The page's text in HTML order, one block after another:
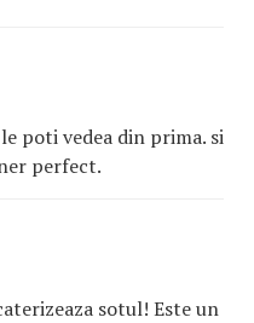
poti vedea din prima. si
perfect.
sotul! Este un